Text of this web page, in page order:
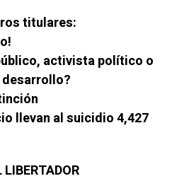
titulares:
activista político o
llevan al suicidio 4,427